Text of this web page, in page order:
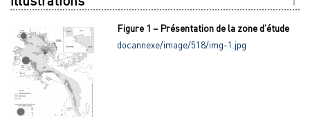
Figure 1 – Présentation de la zone d’étude
docannexe/image/518/img-1.jpg